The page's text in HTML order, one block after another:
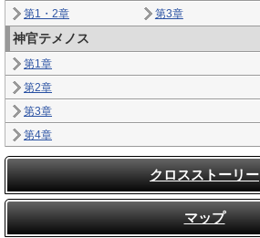
第1・2章 第3章
神官テメノス
第1章
第2章
第3章
第4章
クロスストーリー
マップ